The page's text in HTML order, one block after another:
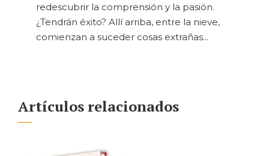
redescubrir la comprensión y la pasión.
¿Tendrán éxito? Allí arriba, entre la nieve,
comienzan a suceder cosas extrañas...
Artículos relacionados